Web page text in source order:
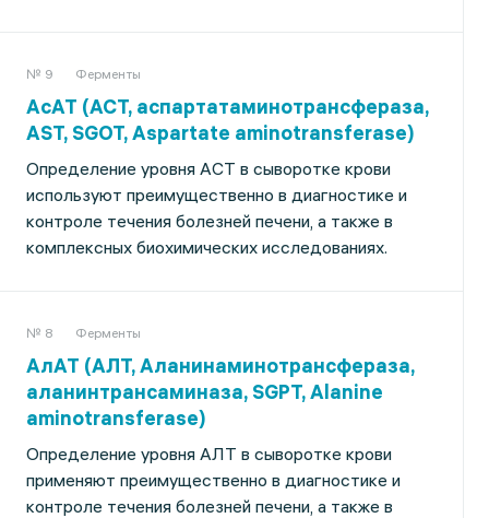
№ 9 Ферменты
АсАТ (АСТ, аспартатаминотрансфераза,
AST, SGOT, Aspartate aminotransferase)
Определение уровня АСТ в сыворотке крови
используют преимущественно в диагностике и
контроле течения болезней печени, а также в
комплексных биохимических исследованиях.
№ 8 Ферменты
АлАТ (АЛТ, Аланинаминотрансфераза,
аланинтрансаминаза, SGPT, Alanine
aminotransferase)
Определение уровня АЛТ в сыворотке крови
применяют преимущественно в диагностике и
контроле течения болезней печени, а также в